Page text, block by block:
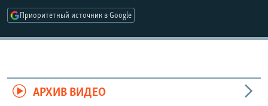
Приоритетный источник в Google
АРХИВ ВИДЕО